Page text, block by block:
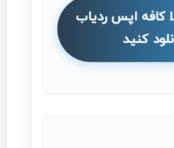
کافه اپس ردیاب
کنید